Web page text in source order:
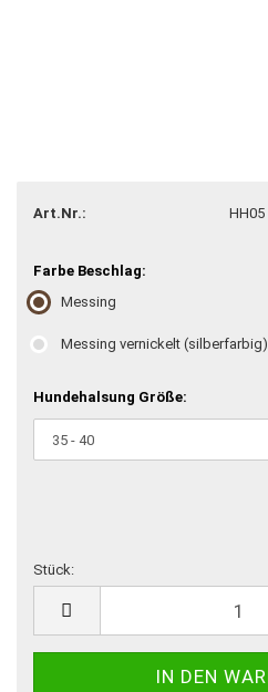
Art.Nr.: HH05
Farbe Beschlag:
Messing
Messing vernickelt (silberfarbig)
Hundehalsung Größe:
Stück: